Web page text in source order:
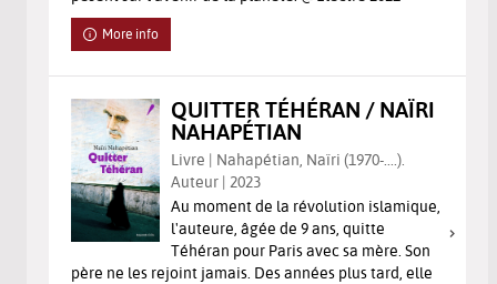
More info
QUITTER TÉHÉRAN / NAÏRI
NAHAPÉTIAN
Livre | Nahapétian, Naïri (1970-....).
Auteur | 2023
Au moment de la révolution islamique,
l'auteure, âgée de 9 ans, quitte
Téhéran pour Paris avec sa mère. Son
père ne les rejoint jamais. Des années plus tard, elle